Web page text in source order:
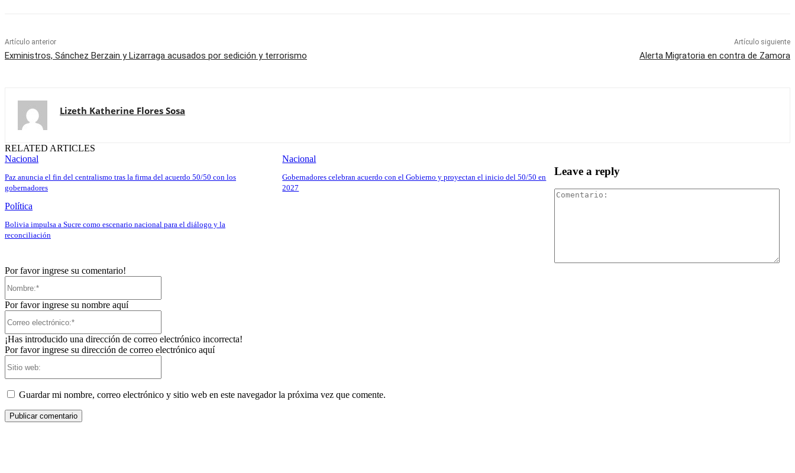
Artículo anterior
Exministros, Sánchez Berzain y Lizarraga acusados por sedición y terrorismo
Artículo siguiente
Alerta Migratoria en contra de Zamora
Lizeth Katherine Flores Sosa
RELATED ARTICLES
Nacional
Paz anuncia el fin del centralismo tras la firma del acuerdo 50/50 con los
gobernadores
Nacional
Gobernadores celebran acuerdo con el Gobierno y proyectan el inicio del 50/50 en
2027
Política
Bolivia impulsa a Sucre como escenario nacional para el diálogo y la
reconciliación
Leave a reply
Por favor ingrese su comentario!
Por favor ingrese su nombre aquí
¡Has introducido una dirección de correo electrónico incorrecta!
Por favor ingrese su dirección de correo electrónico aquí
Guardar mi nombre, correo electrónico y sitio web en este navegador la próxima vez que comente.